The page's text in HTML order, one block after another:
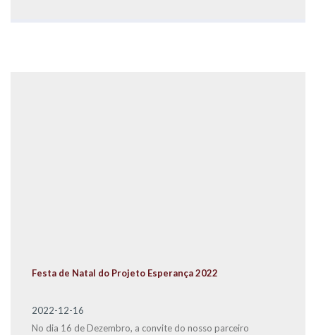
Festa de Natal do Projeto Esperança 2022
2022-12-16
No dia 16 de Dezembro, a convite do nosso parceiro